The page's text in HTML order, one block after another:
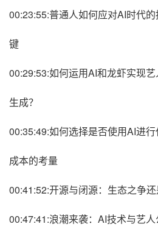
00:23:55:普通人如何应对AI时代
键
00:29:53:如何运用AI和龙虾实现
生成？
00:35:49:如何选择是否使用AI进
成本的考量
00:41:52:开源与闭源：生态之争还
00:47:41:浪潮来袭：AI技术与艺